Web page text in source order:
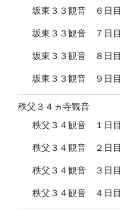
坂東３３観音 ６日目
坂東３３観音 ７日目
坂東３３観音 ８日目
坂東３３観音 ９日目
秩父３４ヵ寺観音
秩父３４観音 １日目
秩父３４観音 ２日目
秩父３４観音 ３日目
秩父３４観音 ４日目